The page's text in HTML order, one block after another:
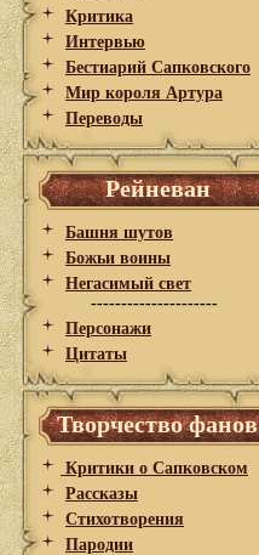
Критика
Интервью
Бестиарий Сапковского
Мир короля Артура
Переводы
Рейневан
Башня шутов
Божьи воины
Негасимый свет
---------------------
Персонажи
Цитаты
Творчество фанов
Критики о Сапковском
Рассказы
Стихотворения
Пародии